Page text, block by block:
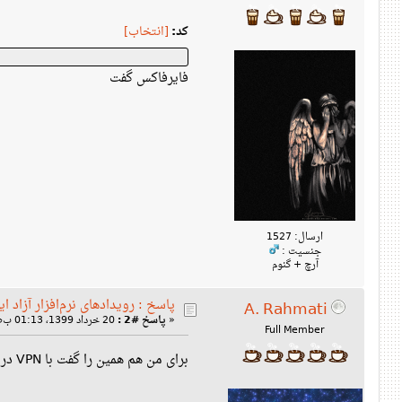
ارسال: 1527
جنسیت :
آرچ + گنوم
کد: [انتخاب]
فایرفاکس گفت
A. Rahmati
Full Member
پاسخ : رویدادهای نرم‌افزار آزاد
« پاسخ #2 :
برای من هم همین را گفت با VPN درست شد.